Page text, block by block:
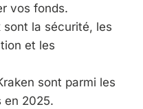
vos fonds.
la sécurité, les
et les
sont parmi les
en 2025.